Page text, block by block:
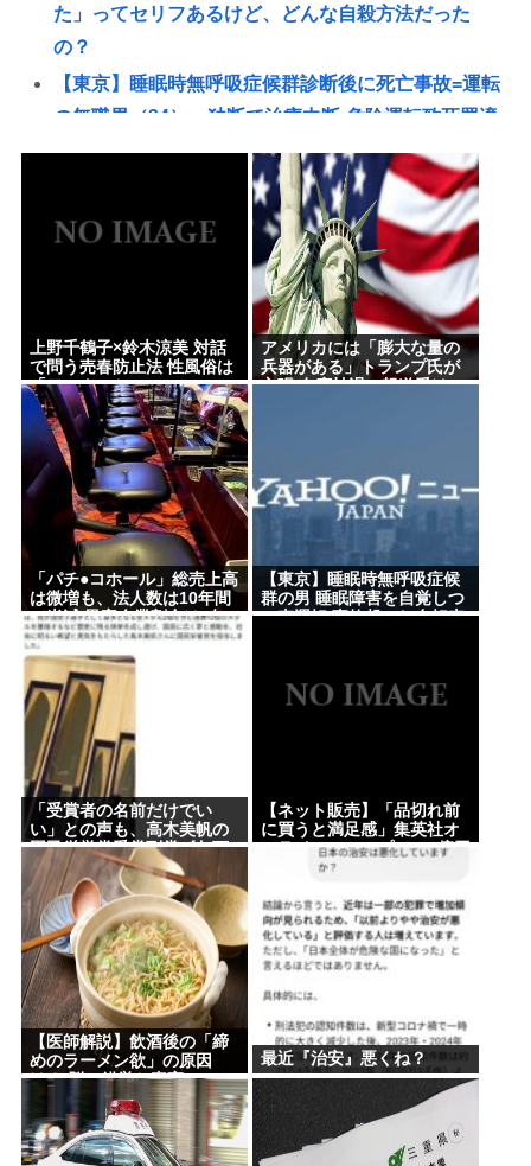
た」ってセリフあるけど、どんな自殺方法だった
の？
【東京】睡眠時無呼吸症候群診断後に死亡事故=運転
の無職男（34）、独断で治療中断-危険運転致死罪適
用も
ディズニーのおいなり巻（600円）、卑猥すぎて賛否
両論www
日産e-power、無給油で1980km走行しギネス記録を
達成、無駄な発電や送電ロスなくEVよりエコを証明
【高市】「ナフサがなくなる」現状超頑張って延命
してるだけでどんどん不足してる状況は改善してな
いのにもうナフサあることになった理由
【速報】イオン熊本の爆心地に“マップにない部
屋” 店員らが語った爆発直前の様子
【悲報】みいちゃん作者「みいちゃん母は障害者な
ので自分が殺したと思い込んで自白しました」←な
にこれ
ジャンプストアで大量注文→キャンセルを繰り返し
た女を逮捕 「注文で欲求が満たされた」総額43億円
ジョジョってネットでジョジョ立ちが話題になり始
めた2000年代初頭くらいから急にすげえ人気作品扱
いになったよな
東京都の最低賃金1280円に引き上げへ…54円アッ
プ、10月1日にも適用
Powered by livedoor 相互RSS
上野千鶴子×鈴木涼美 対話
で問う売春防止法 性風俗は
「ワーク」か
アメリカには「膨大な量の
兵器がある」トランプ氏が
主張 在庫枯渇の報道受け
「パチ●コホール」総売上高
は微増も、法人数は10年間
で半減 黒字企業割合は5年
ぶりに7割超え
【東京】睡眠時無呼吸症候
群の男 睡眠障害を自覚しつ
つ車運転 事故起こし自転車
「受賞者の名前だけでい
い」との声も、高木美帆の
国民栄誉賞受賞副賞《包丁
10本》に”高市総理の名前も
刻印”
【ネット販売】「品切れ前
に買うと満足感」集英社オ
ンラインショップで”43億円
分”キャンセルか 200超のメ
文 32歳女を逮捕
【医師解説】飲酒後の「締
めのラーメン欲」の原因
は？ 脳の錯覚と真実
最近『治安』悪くね？